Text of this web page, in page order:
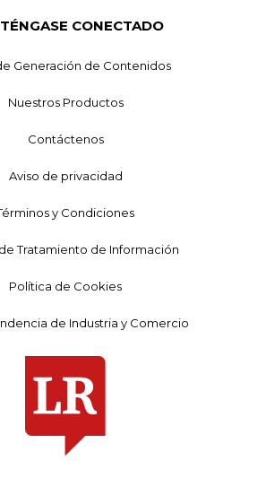
CONECTADO
Generación de Contenidos
Nuestros Productos
Contáctenos
Aviso de privacidad
y Condiciones
Tratamiento de Información
Política de Cookies
de Industria y Comercio